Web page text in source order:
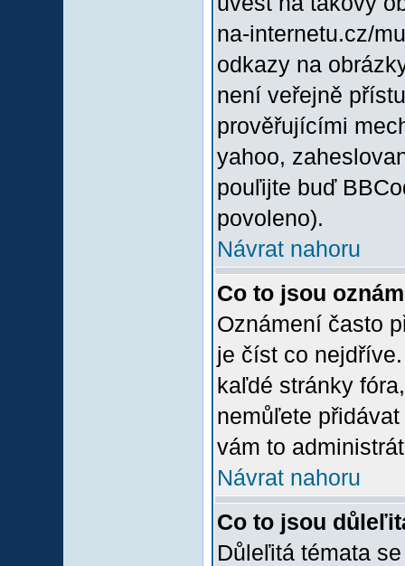
na-internetu.cz/
odkazy na
není veřejně
prověřujícími
yahoo,
pouľijte buď
povoleno).
Návrat nahoru
Co to jsou
Oznámení často
je číst co
kaľdé stránky
nemůľete
vám to
Návrat nahoru
Co to jsou
Důleľitá témata